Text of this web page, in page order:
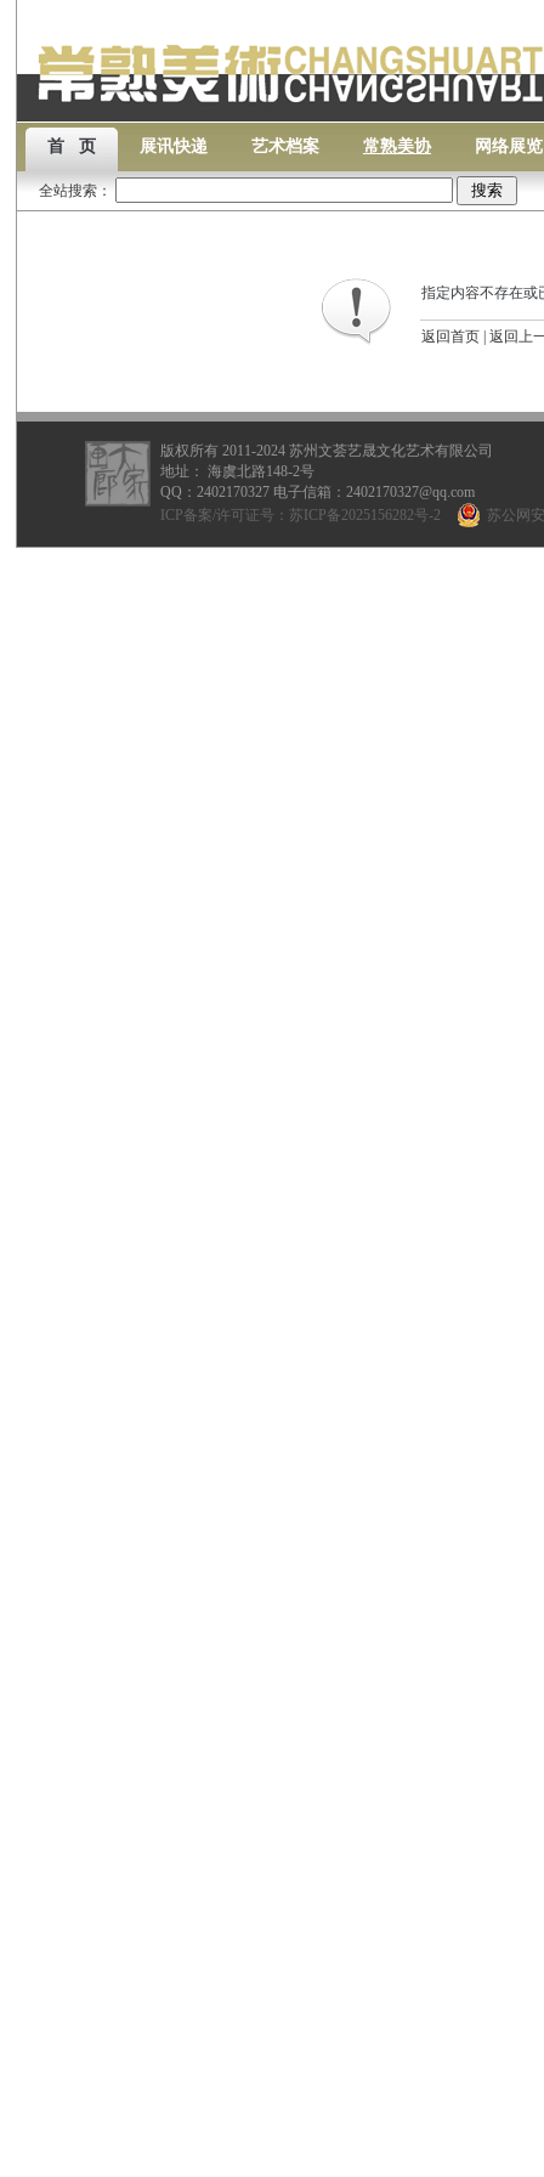
首 页 展讯快递 艺术档案 常熟美协 网络展览
全站搜索：
指定内容不存在或
返回首页 返回上
版权所有 2011-2024 苏州文荟艺晟文化艺术有限公司
地址： 海虞北路148-2号
QQ： 2402170327 电子信箱：2402170327@qq.com
ICP备案/许可证号： 苏ICP备2025156282号-2 苏公网